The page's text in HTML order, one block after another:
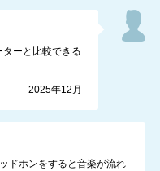
ターと比較できる
2025年12月
ドホンをすると音楽が流れ